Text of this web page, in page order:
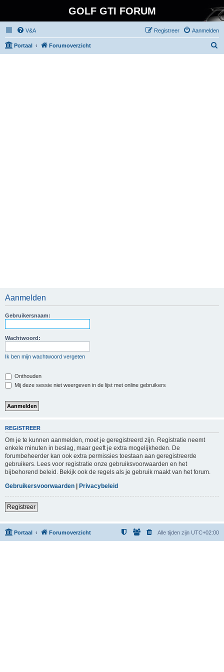
GOLF GTI FORUM
V&A Aanmelden
Registreer
Portaal Forumoverzicht
Aanmelden
Gebruikersnaam:
Wachtwoord:
Ik ben mijn wachtwoord vergeten
Onthouden
Mij deze sessie niet weergeven in de lijst met online gebruikers
REGISTREER
Om je te kunnen aanmelden, moet je geregistreerd zijn. Registratie neemt
enkele minuten in beslag, maar geeft je extra mogelijkheden. De
forumbeheerder kan ook extra permissies toestaan aan geregistreerde
gebruikers. Lees voor registratie onze gebruiksvoorwaarden en het
bijbehorend beleid. Bekijk ook de regels als je gebruik maakt van het forum.
Gebruikersvoorwaarden | Privacybeleid
Registreer
Portaal Forumoverzicht Alle tijden zijn UTC+02:00